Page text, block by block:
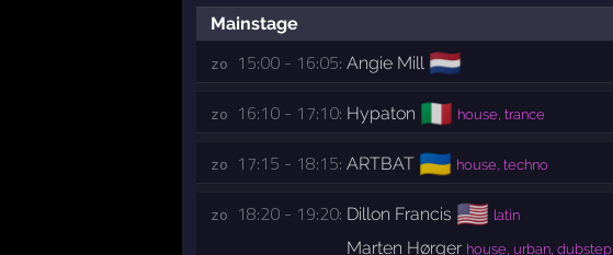
Mainstage
zo 15:00 - 16:05: Angie Mill 🇳🇱
zo 16:10 - 17:10: Hypaton 🇮🇹 house, trance
zo 17:15 - 18:15: ARTBAT 🇺🇦 house, techno
zo 18:20 - 19:20: Dillon Francis 🇺🇸 latin
Marten Hørger house, urban, dubstep